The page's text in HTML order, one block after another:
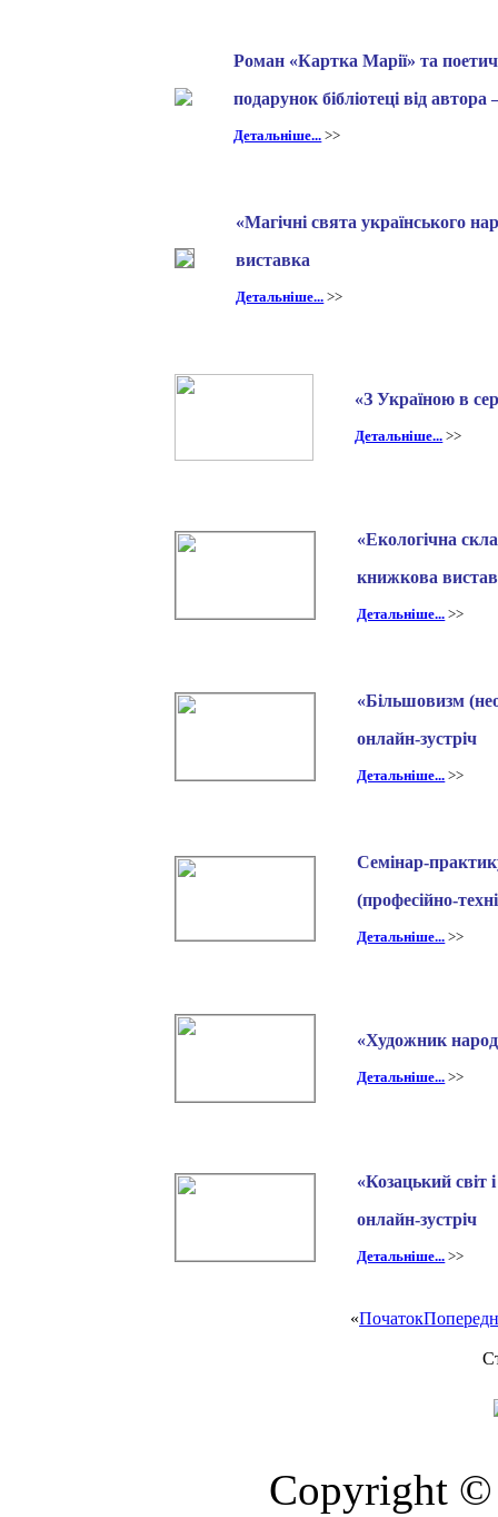
Роман «Картка Марії» та
подарунок бібліотеці від
Детальніше... >>
«Магічні свята українського
виставка
Детальніше... >>
«З Україною в
Детальніше... >>
«Екологічна
книжкова
Детальніше... >>
«Більшовизм
онлайн-зустріч
Детальніше... >>
Семінар-
(професійно-
Детальніше... >>
«Художник
Детальніше... >>
«Козацький світ
онлайн-зустріч
Детальніше... >>
«Початок
Copyright ©